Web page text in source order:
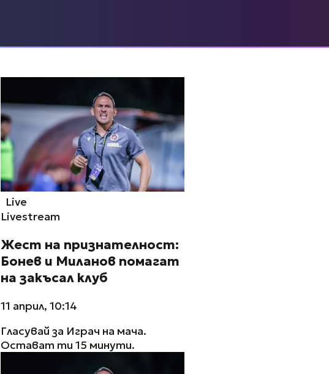
Live
Livestream
Жест на признателност:
Бонев и Миланов помагат
на закъсал клуб
11 април, 10:14
Гласувай за Играч на мача.
Остават ти 15 минути.